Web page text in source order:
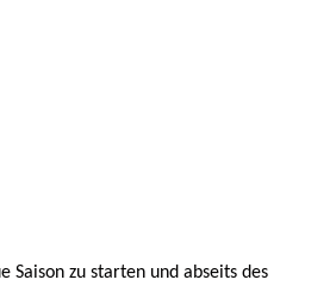
zu starten und abseits des